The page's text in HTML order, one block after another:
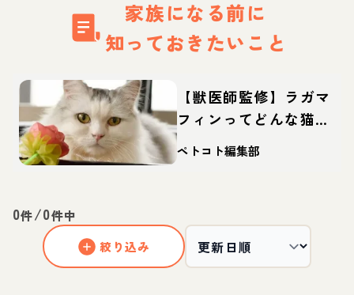
家族になる前に
知っておきたいこと
【獣医師監修】ラガマ
フィンってどんな猫？
性格・体重・寿命の特
徴・迎え方
ペトコト編集部
0件/0件中
絞り込み